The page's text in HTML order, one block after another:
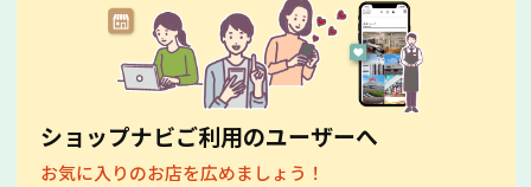
ショップナビご利用のユーザーへ
お気に入りのお店を広めましょう！